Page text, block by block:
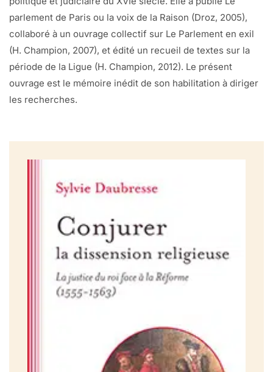
parlement de Paris ou la voix de la Raison (Droz, 2005),
collaboré à un ouvrage collectif sur Le Parlement en exil
(H. Champion, 2007), et édité un recueil de textes sur la
période de la Ligue (H. Champion, 2012). Le présent
ouvrage est le mémoire inédit de son habilitation à diriger
les recherches.